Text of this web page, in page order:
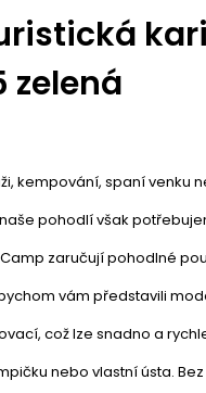
zelená
kempování, spaní venku
pohodlí však
Camp zaručují pohodlné
vám představili
což lze snadno a
nebo vlastní ústa.